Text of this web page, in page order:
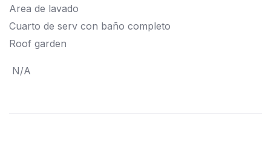
Area de lavado
Cuarto de serv con baño completo
Roof garden
N/A